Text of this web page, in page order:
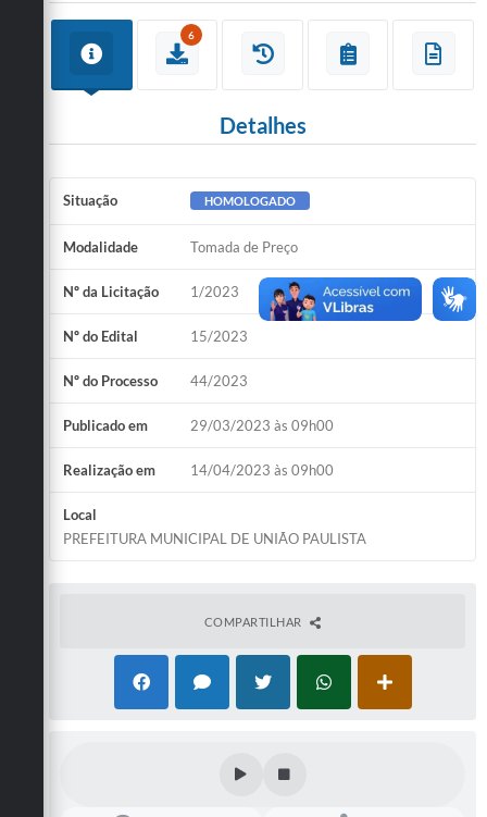
Audiências Públicas
Ouvidoria
Contratos
Galeria de Vídeos
Secretarias
Projetos
Editais
Telefones Úteis
6
Detalhes
Situação HOMOLOGADO
Modalidade Tomada de Preço
Nº da Licitação 1/2023
Nº do Edital 15/2023
Nº do Processo 44/2023
Publicado em 29/03/2023 às 09h00
Realização em 14/04/2023 às 09h00
Local
PREFEITURA MUNICIPAL DE UNIÃO PAULISTA
COMPARTILHAR